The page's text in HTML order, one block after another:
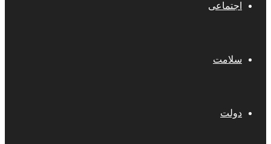
اجتماعی
سلامت
دولت